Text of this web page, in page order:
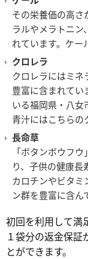
その栄養価の高さ
ラルやメラトニン
れています。ケー
クロレラ
クロレラにはミネ
豊富に含まれてい
いる福岡県・八女
青汁にはこちらの
長命草
「ボタンボウフ
り、子供の健康長
カロチンやビタミ
ン群を豊富に含ん
初回を利用して満
１袋分の返金保証
とができます。